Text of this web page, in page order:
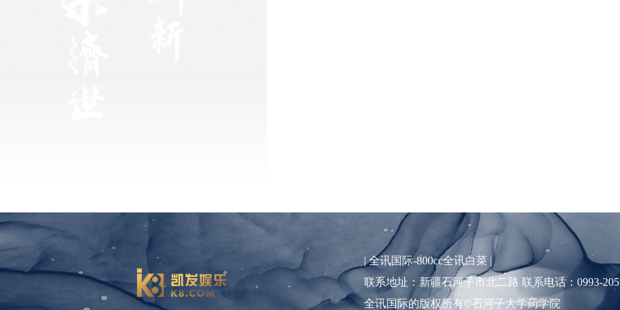
|全讯国际-800cc全讯白菜 |
联系地址：新疆石河子市北二路 联系电话：0993-
全讯国际的版权所有©石河子大学药学院